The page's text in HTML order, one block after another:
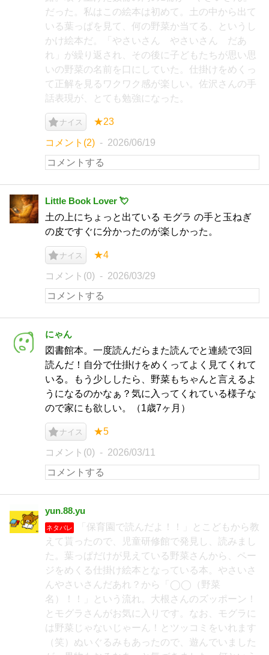
だった。私はこの絵本は初めて。土の中から出て
いる葉っぱを見て、何の野菜か当てる、というし
かけ絵本だ。「やさいさん やさいさん だあ
れ」が繰り返され、その後に子どもたちが思い思
いの野菜の名前を口にしていた。仕掛けをめくっ
て正解を見るワクワク感が楽しい。佐沢さんの手
話表現が、とても勉強になった。
ナイス ★23
コメント(2) 2026/06/19
Little Book Lover 💘
土の上にちょっと出ている モグラ の手と玉ねぎ
の皮ですぐに分かったのが楽しかった。
ナイス ★4
コメント(0) 2026/03/29
にゃん
図書館本。一度読んだらまた読んでと連続で3回
読んだ！自分で仕掛けをめくってよく見てくれて
いる。もう少ししたら、野菜もちゃんと言えるよ
うになるのかなぁ？気に入ってくれている様子な
ので家にも欲しい。（1歳7ヶ月）
ナイス ★5
コメント(0) 2026/03/11
yun.88.yu
ネタバレ
「保育園で読んだよ！！」とこどもから教
えて貰ったので、児童研修館で発見し、読みまし
た。葉っぱだけが見えている野菜さんから、ペー
ジをめくる仕掛け絵本となっている本。やさいさ
んやさいさんだあれ？から「◯◯（野菜
名）！！」という流れ。大根さんのズッポーン！
とモグラさんがお気に入りです。なお、モグラに
は野菜じゃないじゃーん！とツッコミをいれます
（笑）ぬいぐるみもあったので、遊んでいました